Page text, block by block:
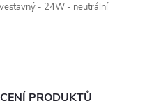
- 24W - neutrální
PRODUKTŮ